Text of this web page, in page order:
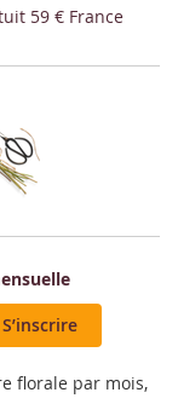
59 € France
S’inscrire
florale par mois,